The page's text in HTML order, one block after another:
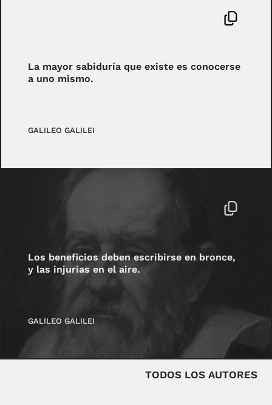
La mayor sabiduría que existe es conocerse
a uno mismo.
GALILEO GALILEI
Los beneficios deben escribirse en bronce,
y las injurias en el aire.
GALILEO GALILEI
TODOS LOS AUTORES